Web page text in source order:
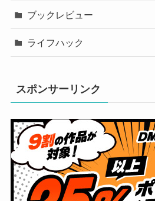
ブックレビュー
ライフハック
スポンサーリンク